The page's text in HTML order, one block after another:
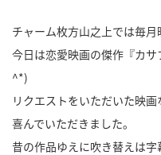
チャーム枚方山之上では毎
今日は恋愛映画の傑作『カ
^*)
リクエストをいただいた映
喜んでいただきました。
昔の作品ゆえに吹き替えは